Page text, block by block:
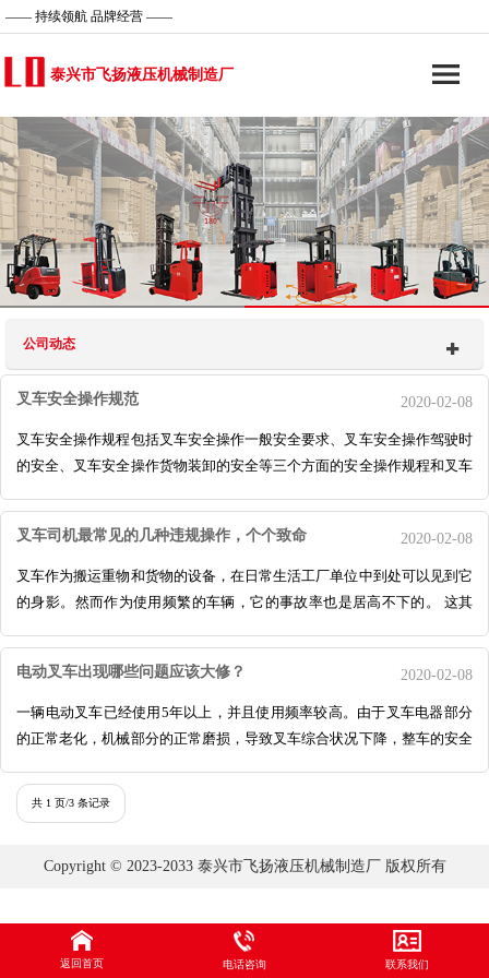
—— 持续领航 品牌经营 ——
泰兴市飞扬液压机械制造厂
公司动态
叉车安全操作规范 2020-02-08
叉车安全操作规程包括叉车安全操作一般安全要求、叉车安全操作驾驶时
的安全、叉车安全操作货物装卸的安全等三个方面的安全操作规程和叉车
叉车司机最常见的几种违规操作，个个致命 2020-02-08
叉车作为搬运重物和货物的设备，在日常生活工厂单位中到处可以见到它
的身影。然而作为使用频繁的车辆，它的事故率也是居高不下的。 这其
电动叉车出现哪些问题应该大修？ 2020-02-08
一辆电动叉车已经使用5年以上，并且使用频率较高。由于叉车电器部分
的正常老化，机械部分的正常磨损，导致叉车综合状况下降，整车的安全
共 1 页/3 条记录
Copyright © 2023-2033 泰兴市飞扬液压机械制造厂 版权所有
返回首页 电话咨询 联系我们